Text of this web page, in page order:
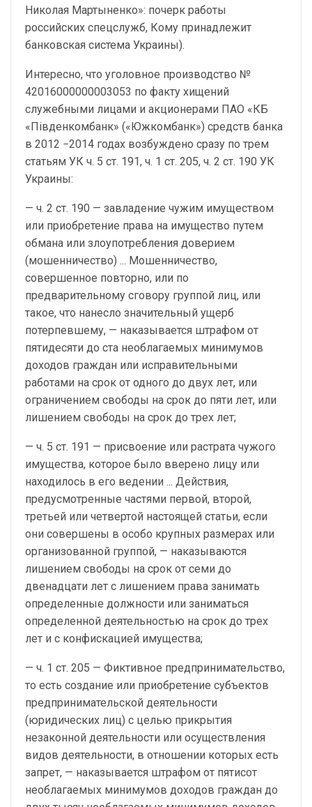
Николая Мартыненко»: почерк работы
российских спецслужб, Кому принадлежит
банковская система Украины).
Интересно, что уголовное производство №
42016000000003053 по факту хищений
служебными лицами и акционерами ПАО «КБ
«Південкомбанк» («Южкомбанк») средств банка
в 2012 −2014 годах возбуждено сразу по трем
статьям УК ч. 5 ст. 191, ч. 1 ст. 205, ч. 2 ст. 190 УК
Украины:
— ч. 2 ст. 190 — завладение чужим имуществом
или приобретение права на имущество путем
обмана или злоупотребления доверием
(мошенничество) ... Мошенничество,
совершенное повторно, или по
предварительному сговору группой лиц, или
такое, что нанесло значительный ущерб
потерпевшему, — наказывается штрафом от
пятидесяти до ста необлагаемых минимумов
доходов граждан или исправительными
работами на срок от одного до двух лет, или
ограничением свободы на срок до пяти лет, или
лишением свободы на срок до трех лет;
— ч. 5 ст. 191 — присвоение или растрата чужого
имущества, которое было вверено лицу или
находилось в его ведении ... Действия,
предусмотренные частями первой, второй,
третьей или четвертой настоящей статьи, если
они совершены в особо крупных размерах или
организованной группой, — наказываются
лишением свободы на срок от семи до
двенадцати лет с лишением права занимать
определенные должности или заниматься
определенной деятельностью на срок до трех
лет и с конфискацией имущества;
— ч. 1 ст. 205 — Фиктивное предпринимательство,
то есть создание или приобретение субъектов
предпринимательской деятельности
(юридических лиц) с целью прикрытия
незаконной деятельности или осуществления
видов деятельности, в отношении которых есть
запрет, — наказывается штрафом от пятисот
необлагаемых минимумов доходов граждан до